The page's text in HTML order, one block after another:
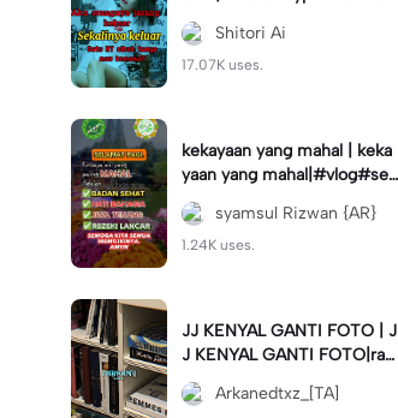
you#status
Shitori Ai
17.07K uses.
kekayaan yang mahal | keka
yaan yang mahal|#vlog#se
muabisa#capcuthq#kata#
motivasi#
syamsul Rizwan {AR}
1.24K uses.
JJ KENYAL GANTI FOTO | J
J KENYAL GANTI FOTO|ra
mein napa #arkanedtxz #c
apcuthq #trend
Arkanedtxz_[TA]